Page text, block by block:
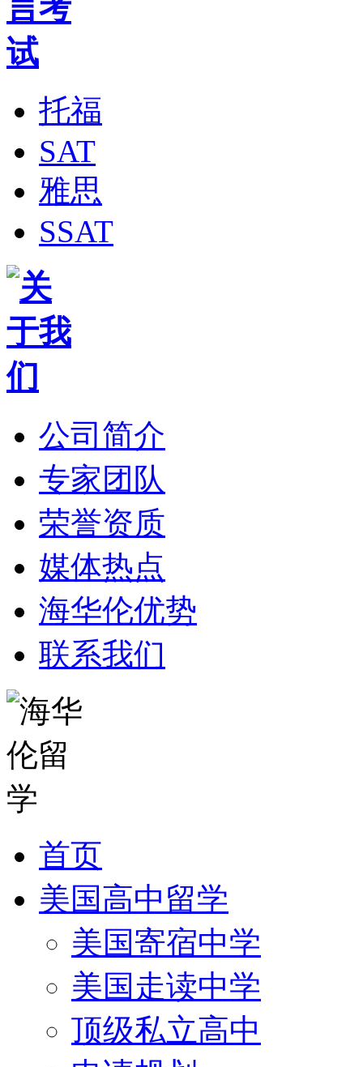
托福
SAT
雅思
SSAT
公司简介
专家团队
荣誉资质
媒体热点
海华伦优势
联系我们
首页
美国高中留学
美国寄宿中学
美国走读中学
顶级私立高中